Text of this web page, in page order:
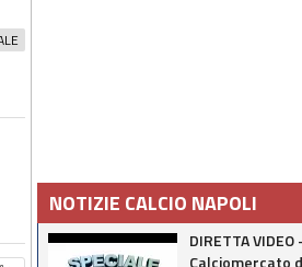
NOTIZIE CALCIO NAPOLI
DIRETTA
Calciomercato